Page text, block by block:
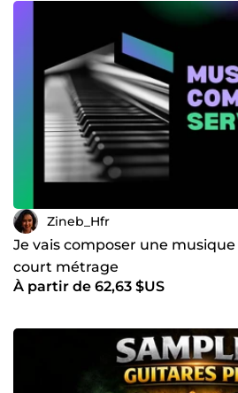
Zineb_Hfr
Je vais composer une
court métrage
À partir de 62,63 $US